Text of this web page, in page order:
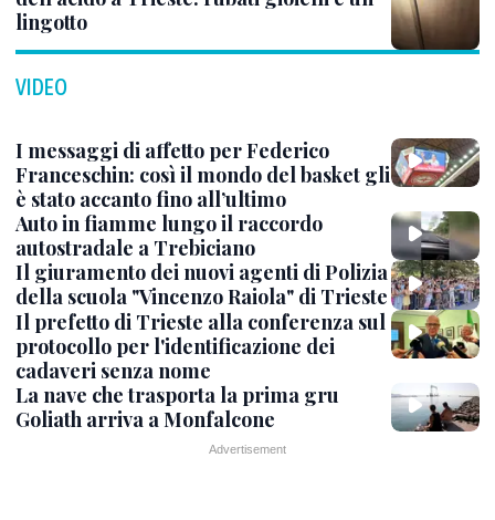
lingotto
VIDEO
I messaggi di affetto per Federico
Franceschin: così il mondo del basket gli
è stato accanto fino all’ultimo
Auto in fiamme lungo il raccordo
autostradale a Trebiciano
Il giuramento dei nuovi agenti di Polizia
della scuola "Vincenzo Raiola" di Trieste
Il prefetto di Trieste alla conferenza sul
protocollo per l'identificazione dei
cadaveri senza nome
La nave che trasporta la prima gru
Goliath arriva a Monfalcone